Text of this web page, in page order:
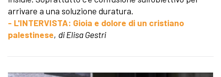
arrivare a una soluzione duratura.
- L'INTERVISTA: Gioia e dolore di un cristiano
palestinese, di Elisa Gestri